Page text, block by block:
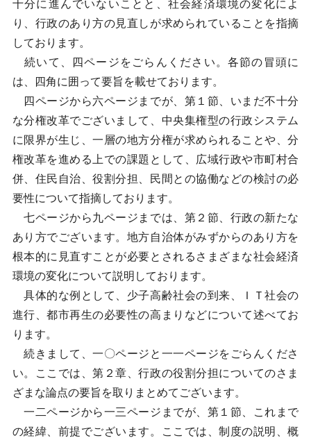
十分に進んでいないことと、社会経済環境の変化によ
り、行政のあり方の見直しが求められていることを指摘
しております。
続いて、四ページをごらんください。各節の冒頭に
は、四角に囲って要旨を載せております。
四ページから六ページまでが、第１節、いまだ不十分
な分権改革でございまして、中央集権型の行政システム
に限界が生じ、一層の地方分権が求められることや、分
権改革を進める上での課題として、広域行政や市町村合
併、住民自治、役割分担、民間との協働などの検討の必
要性について指摘しております。
七ページから九ページまでは、第２節、行政の新たな
あり方でございます。地方自治体がみずからのあり方を
根本的に見直すことが必要とされるさまざまな社会経済
環境の変化について説明しております。
具体的な例として、少子高齢社会の到来、ＩＴ社会の
進行、都市再生の必要性の高まりなどについて述べてお
ります。
続きまして、一〇ページと一一ページをごらんくださ
い。ここでは、第２章、行政の役割分担についてのさま
ざまな論点の要旨を取りまとめてございます。
一二ページから一三ページまでが、第１節、これまで
の経緯、前提でございます。ここでは、制度の説明、概